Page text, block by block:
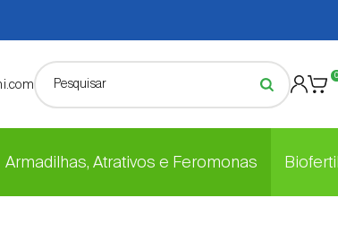
0
Armadilhas, Atrativos e Feromonas